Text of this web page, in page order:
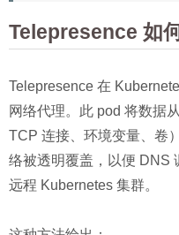
Telepresence 如
Telepresence 在
网络代理。此 pod 将数据
TCP 连接、环境变量、卷
络被透明覆盖，以便 DNS
远程 Kubernetes 集群。